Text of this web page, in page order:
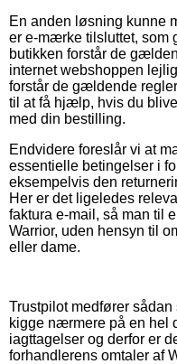
En anden løsning kunne
er e-mærke tilsluttet, som
butikken forstår de
internet webshoppen
forstår de gældende
til at få hjælp, hvis du
med din bestilling.
Endvidere foreslår vi at
essentielle betingelser i
eksempelvis den
Her er det ligeledes
faktura e-mail, så man til
Warrior, uden hensyn til
eller dame.
Trustpilot medfører
kigge nærmere på en hel
iagttagelser og derfor er
forhandlerens omtaler af